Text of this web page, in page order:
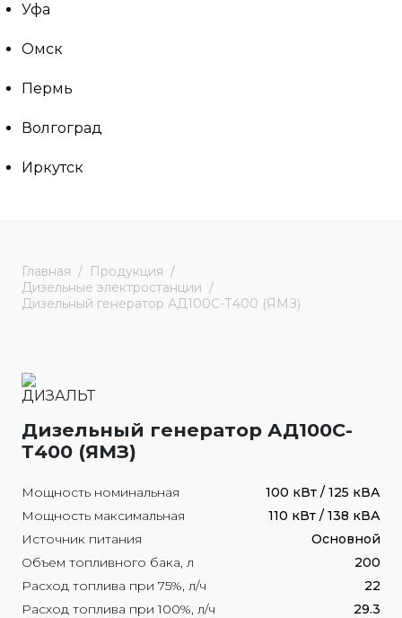
Уфа
Омск
Пермь
Волгоград
Иркутск
Главная
Продукция
Дизельные электростанции
Дизельный генератор АД100С-Т400 (ЯМЗ)
Дизельный генератор АД100С-
Т400 (ЯМЗ)
Мощность номинальная
100 кВт / 125 кВА
Мощность максимальная
110 кВт / 138 кВА
Источник питания
Основной
Объем топливного бака, л
200
Расход топлива при 75%, л/ч
22
Расход топлива при 100%, л/ч
29.3